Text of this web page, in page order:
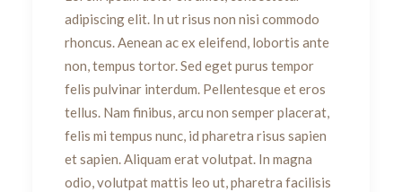
adipiscing elit. In ut risus non nisi commodo
rhoncus. Aenean ac ex eleifend, lobortis ante
non, tempus tortor. Sed eget purus tempor
felis pulvinar interdum. Pellentesque et eros
tellus. Nam finibus, arcu non semper placerat,
felis mi tempus nunc, id pharetra risus sapien
et sapien. Aliquam erat volutpat. In magna
odio, volutpat mattis leo ut, pharetra facilisis